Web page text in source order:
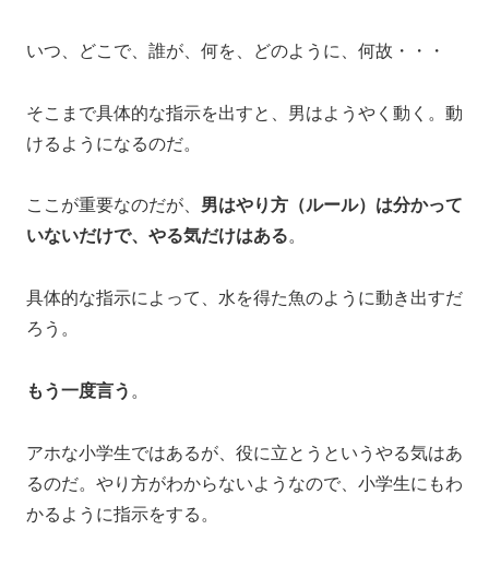
いつ、どこで、誰が、何を、どのように、何故・・・
そこまで具体的な指示を出すと、男はようやく動く。動
けるようになるのだ。
ここが重要なのだが、 男はやり方（ルール）は分かって
いないだけで、やる気だけはある。
具体的な指示によって、水を得た魚のように動き出すだ
ろう。
もう一度言う 。
アホな小学生ではあるが、役に立とうというやる気はあ
るのだ。やり方がわからないようなので、小学生にもわ
かるように指示をする。